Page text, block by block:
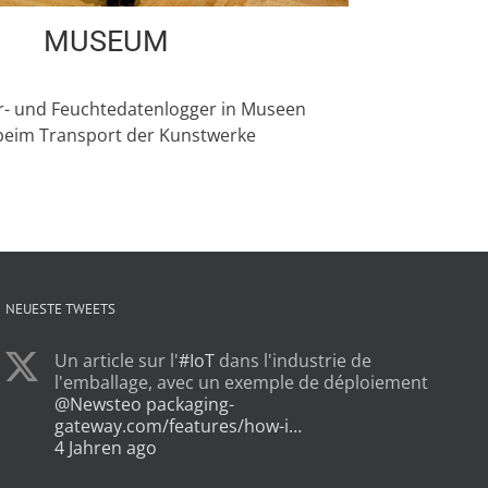
MUSEUM
und Feuchtedatenlogger in Museen
Transport der Kunstwerke
NEUESTE TWEETS
Un article sur l'#IoT dans l'industrie de
l'emballage, avec un exemple de déploiement
@Newsteo packaging-
gateway.com/features/how-i…
4 Jahren ago